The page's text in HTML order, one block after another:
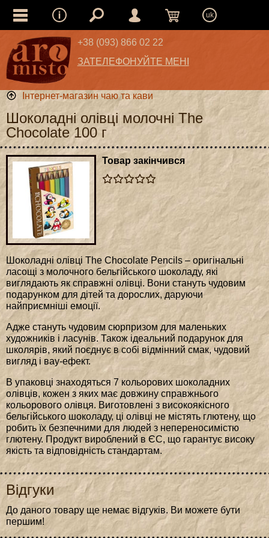
uk
+38 (093) 866 02 22
ЗАТЕЛЕФОНУЙТЕ МЕНІ
Інтернет-магазин чаю та кави
Шоколадні олівці молочні The
Chocolate 100 г
Товар закінчився
Шоколадні олівці The Chocolate Pencils – оригінальні
ласощі з молочного бельгійського шоколаду, які
виглядають як справжні олівці. Вони стануть чудовим
подарунком для дітей та дорослих, даруючи
найприємніші емоції.
Адже стануть чудовим сюрпризом для маленьких
художників і ласунів. Також ідеальний подарунок для
школярів, який поєднує в собі відмінний смак, чудовий
вигляд і вау-ефект.
В упаковці знаходяться 7 кольорових шоколадних
олівців, кожен з яких має довжину справжнього
кольорового олівця. Виготовлені з високоякісного
бельгійського шоколаду, ці олівці не містять глютену, що
робить їх безпечними для людей з непереносимістю
глютену. Продукт вироблений в ЄС, що гарантує високу
якість та відповідність стандартам.
Відгуки
До даного товару ще немає відгуків. Ви можете бути
першим!